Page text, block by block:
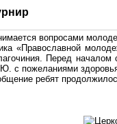
вопросами
«Православной
Перед началом
с пожеланиями
ребят